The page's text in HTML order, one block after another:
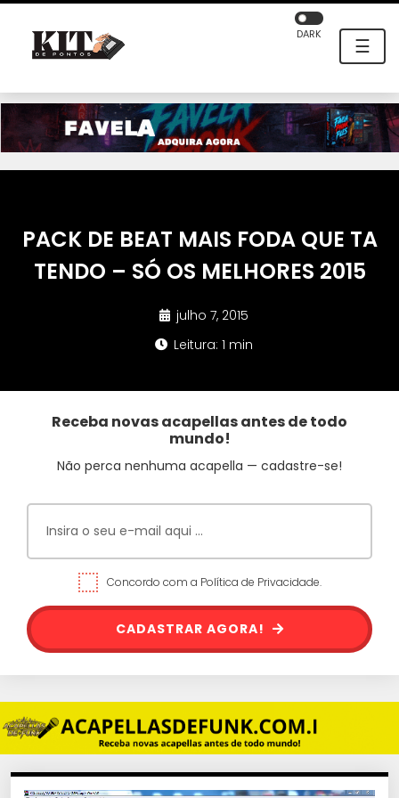
☰
DARK
PACK DE BEAT MAIS FODA QUE TA
TENDO – SÓ OS MELHORES 2015
julho 7, 2015
Leitura: 1 min
Receba novas acapellas antes de todo
mundo!
Não perca nenhuma acapella — cadastre-se!
Concordo com a Política de Privacidade.
CADASTRAR AGORA!